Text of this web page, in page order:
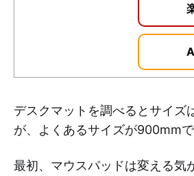
デスクマットを調べるとサイズ
が、よくあるサイズが900mmで
最初、マウスパッドは変える気